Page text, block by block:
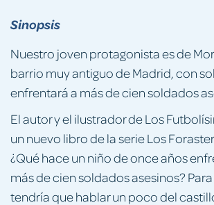
Sinopsis
Nuestro joven protagonista es de
barrio muy antiguo de Madrid, con
enfrentará a más de cien soldados
El autor y el ilustrador de Los
un nuevo libro de la serie Los
¿Qué hace un niño de once años
más de cien soldados asesinos?
tendría que hablar un poco del